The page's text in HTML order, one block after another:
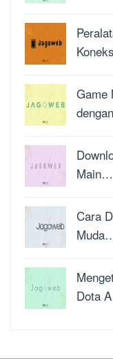
Game
Main…
Cara
Dota